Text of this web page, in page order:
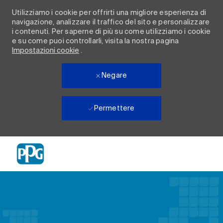
Utilizziamo i cookie per offrirti una migliore esperienza di
navigazione, analizzare il traffico del sito e personalizzare
i contenuti. Per saperne di più su come utilizziamo i cookie
e su come puoi controllarli, visita la nostra pagina
Impostazioni cookie .
Negare
Permettere